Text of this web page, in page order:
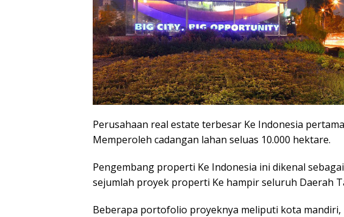
Perusahaan real estate terbesar Ke Indonesia
Memperoleh cadangan lahan seluas 10.000 hektare.
Pengembang properti Ke Indonesia ini dikenal
sejumlah proyek properti Ke hampir seluruh Daerah
Beberapa portofolio proyeknya meliputi kota mandiri,